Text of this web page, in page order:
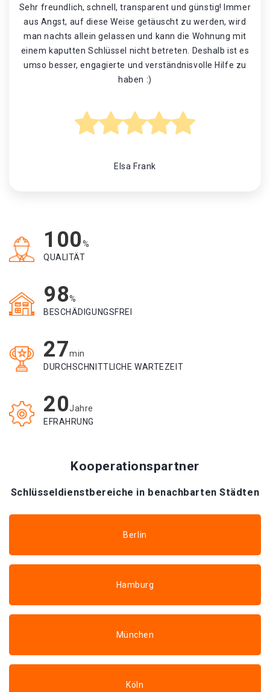
Sehr freundlich, schnell, transparent und günstig! Immer
aus Angst, auf diese Weise getäuscht zu werden, wird
man nachts allein gelassen und kann die Wohnung mit
einem kaputten Schlüssel nicht betreten. Deshalb ist es
umso besser, engagierte und verständnisvolle Hilfe zu
haben :)
Elsa Frank
100%
QUALITÄT
98%
BESCHÄDIGUNGSFREI
27min
DURCHSCHNITTLICHE WARTEZEIT
20Jahre
EFRAHRUNG
Kooperationspartner
Schlüsseldienstbereiche in benachbarten Städten
Berlin
Hamburg
München
Köln